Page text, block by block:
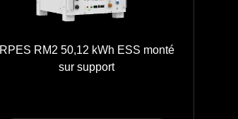
RPES RM2 50,12 kWh ESS monté
sur support